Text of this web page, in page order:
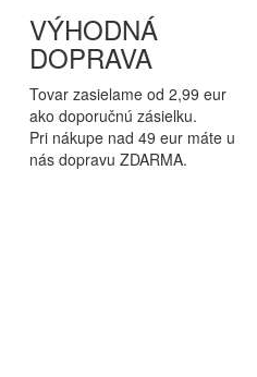
VÝHODNÁ
DOPRAVA
Tovar zasielame od 2,99 eur
ako doporučnú zásielku.
Pri nákupe nad 49 eur máte u
nás dopravu ZDARMA.